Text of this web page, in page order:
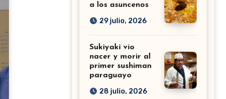
a los asuncenos
29 julio, 2026
Sukiyaki vio
nacer y morir al
primer sushiman
paraguayo
28 julio, 2026